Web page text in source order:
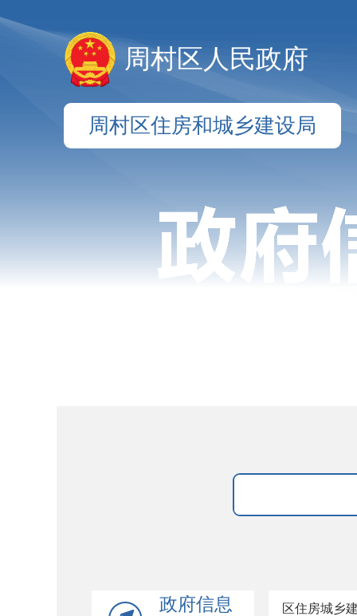
周村区人民政府
周村区住房和城乡建设局
政府信息
区住房城乡